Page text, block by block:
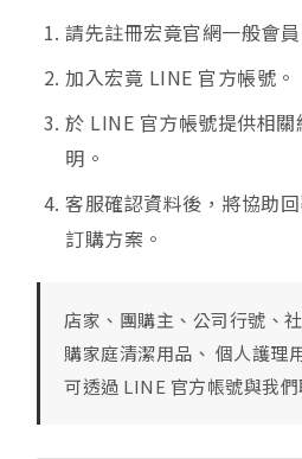
請先註冊宏竟官網一般會員
加入宏竟 LINE 官方帳號。
於 LINE 官方帳號提供相
明。
客服確認資料後，將協助
訂購方案。
店家、團購主、公司行號、
購家庭清潔用品、 個人護理
可透過 LINE 官方帳號與我們